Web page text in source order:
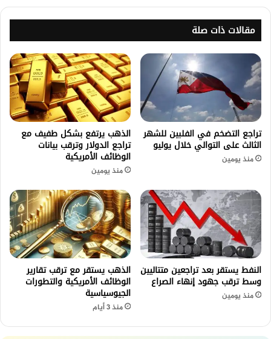
مقالات ذات صلة
تراجع التضخم في الفلبين للشهر
الثالث على التوالي خلال يوليو
منذ يومين
الذهب يرتفع بشكل طفيف مع
تراجع الدولار وترقب بيانات
الوظائف الأمريكية
منذ يومين
النفط يستقر بعد تراجعين متتاليين
وسط ترقب جهود إنهاء الصراع
منذ يومين
الذهب يستقر مع ترقب تقارير
الوظائف الأمريكية والتطورات
الجيوسياسية
منذ 3 أيام